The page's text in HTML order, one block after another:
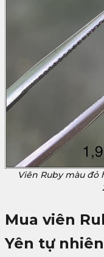
Viên Ruby màu đỏ
Mua viên
Yên tự nhiên